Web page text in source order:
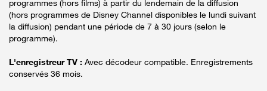
programmes (hors films) à partir du lendemain de la diffusion
(hors programmes de Disney Channel disponibles le lundi suivant
la diffusion) pendant une période de 7 à 30 jours (selon le
programme).
L'enregistreur TV : Avec décodeur compatible. Enregistrements
conservés 36 mois.